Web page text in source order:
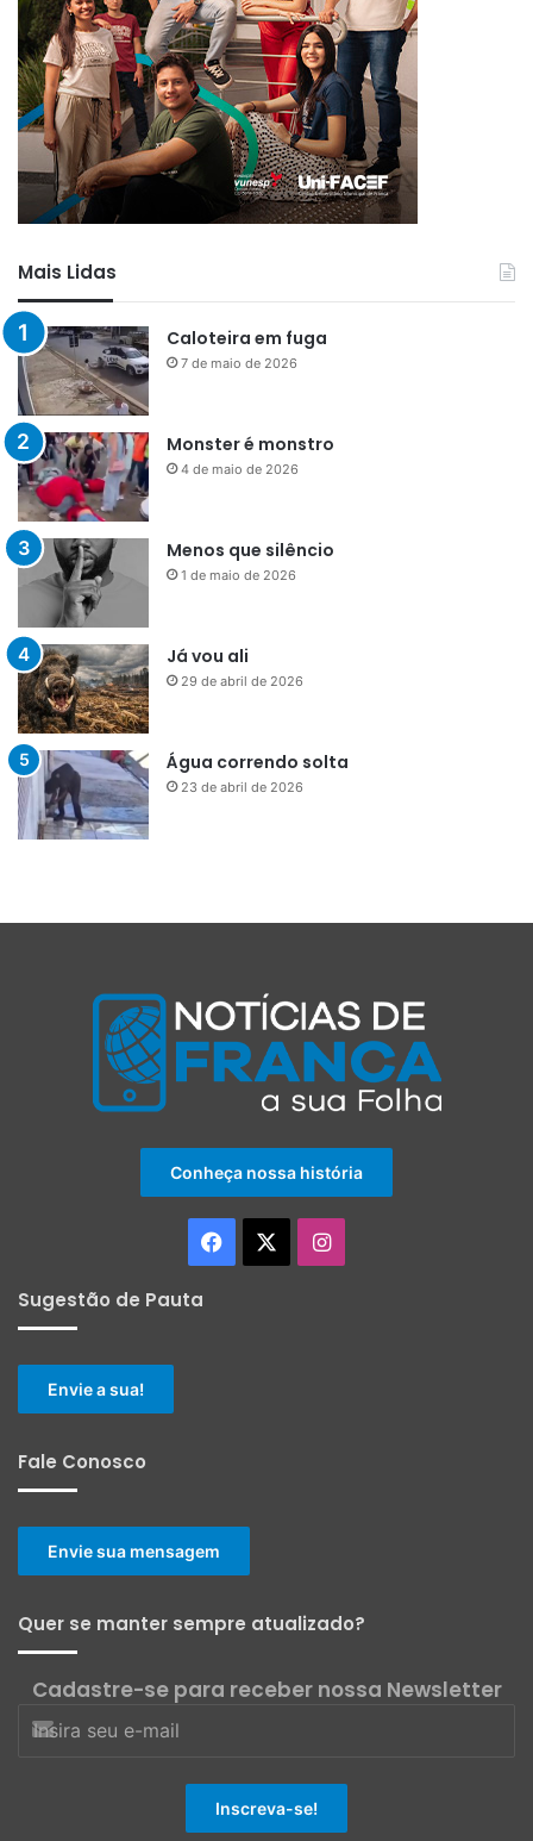
Mais Lidas
Caloteira em fuga
7 de maio de 2026
Monster é monstro
4 de maio de 2026
Menos que silêncio
1 de maio de 2026
Já vou ali
29 de abril de 2026
Água correndo solta
23 de abril de 2026
Conheça nossa história
Facebook Instagram
Sugestão de Pauta
Envie a sua!
Fale Conosco
Envie sua mensagem
Quer se manter sempre atualizado?
Cadastre-se para receber nossa Newsletter